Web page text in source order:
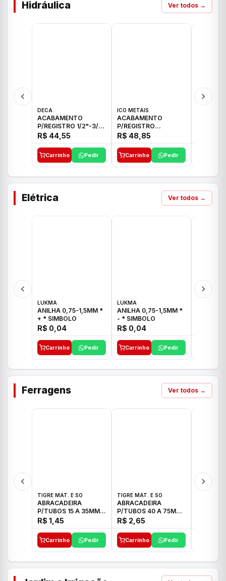
Hidráulica Ver todos →
DECA
ACABAMENTO
P/REGISTRO 1/2"-3/4"
E 1"C21.PQ DECA
R$ 44,55
Carrinho Pedir
ICO METAIS
ACABAMENTO
P/REGISTRO
1/2"-3/4"-1" ACB M
CS 33 ICO
R$ 48,85
Carrinho Pedir
Elétrica Ver todos →
LUKMA
ANILHA 0,75-1,5MM *
+ * SIMBOLO
R$ 0,04
Carrinho Pedir
LUKMA
ANILHA 0,75-1,5MM *
- * SIMBOLO
R$ 0,04
Carrinho Pedir
Ferragens Ver todos →
TIGRE MAT. E SO
ABRACADEIRA
P/TUBOS 15 A 35MM
TIGRE
R$ 1,45
Carrinho Pedir
TIGRE MAT. E SO
ABRACADEIRA
P/TUBOS 40 A 75MM
TIGRE
R$ 2,65
Carrinho Pedir